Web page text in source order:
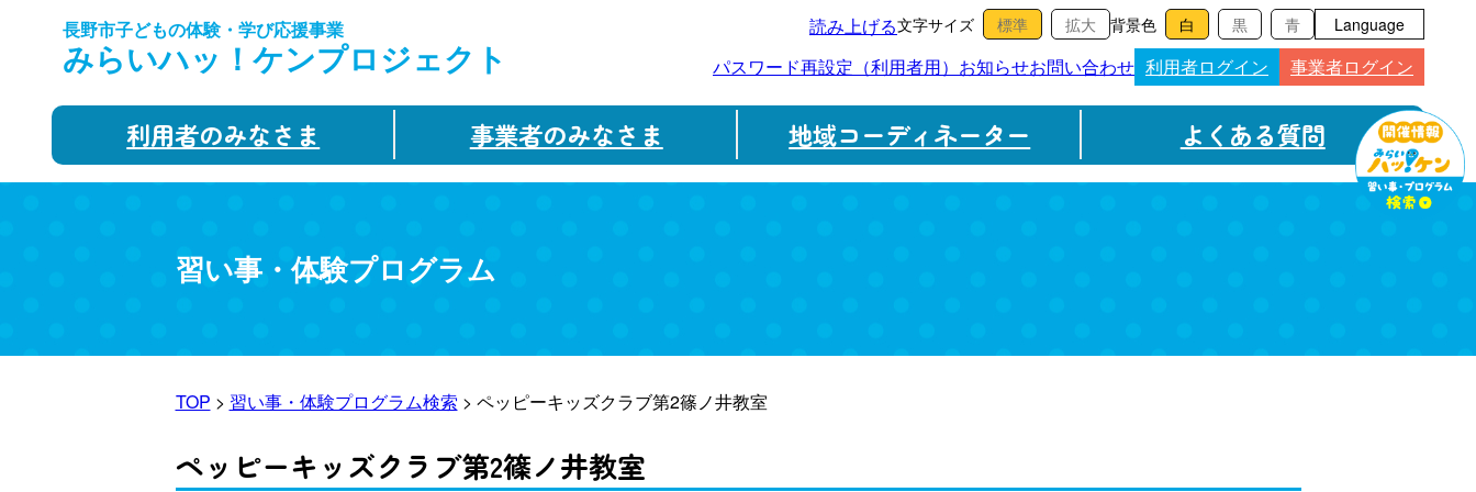
長野市子どもの体験・学び応援事業
みらいハッ！ケンプロジェクト
読み上げる文字サイズ 背景色 Language
パスワード再設定（利用者用） お知らせお問い合わせ 利用者ログイン 事業者ログイン
利用者のみなさま 事業者のみなさま 地域コーディネーター よくある質問
習い事・体験プログラム
TOP > 習い事・体験プログラム検索 > ペッピーキッズクラブ第2篠ノ井教室
ペッピーキッズクラブ第2篠ノ井教室